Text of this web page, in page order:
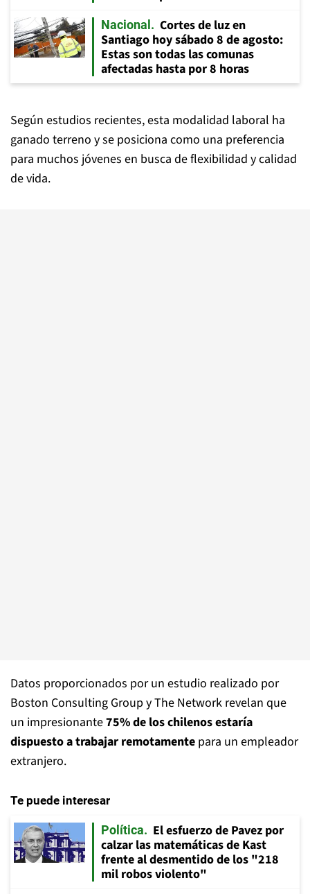
Nacional
Cortes de luz en
Santiago hoy sábado 8 de agosto:
Estas son todas las comunas
afectadas hasta por 8 horas
Según estudios recientes, esta modalidad laboral ha
ganado terreno y se posiciona como una preferencia
para muchos jóvenes en busca de flexibilidad y calidad
de vida.
Datos proporcionados por un estudio realizado por
Boston Consulting Group y The Network revelan que
un impresionante75% de los chilenos estaría
dispuesto a trabajar remotamente para un empleador
extranjero.
Te puede interesar
Política
El esfuerzo de Pavez por
calzar las matemáticas de Kast
frente al desmentido de los "218
mil robos violento"